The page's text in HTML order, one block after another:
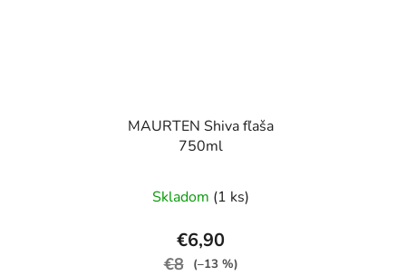
MAURTEN Shiva fľaša
750ml
Skladom (1 ks)
€6,90
€8 (–13 %)